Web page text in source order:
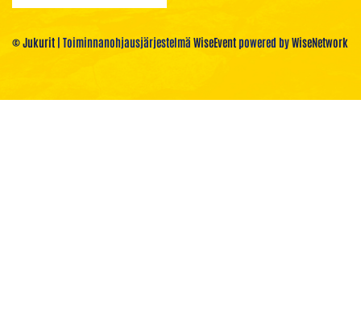
© Jukurit | Toiminnanohjausjärjestelmä WiseEventpowered byWiseNetwork